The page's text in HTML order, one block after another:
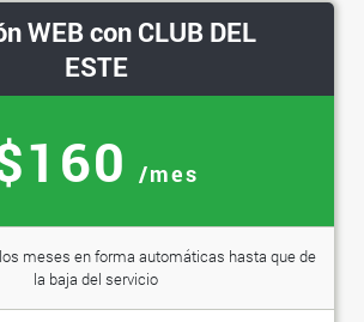
WEB con CLUB DEL
ESTE
/mes
meses en forma automáticas hasta que de
la baja del servicio